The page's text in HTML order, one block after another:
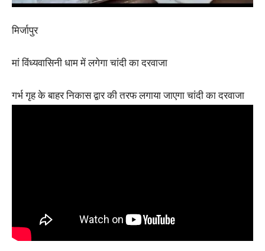
मिर्जापुर
मां विंध्यवासिनी धाम में लगेगा चांदी का दरवाजा
गर्भ गृह के बाहर निकास द्वार की तरफ लगाया जाएगा चांदी का दरवाजा